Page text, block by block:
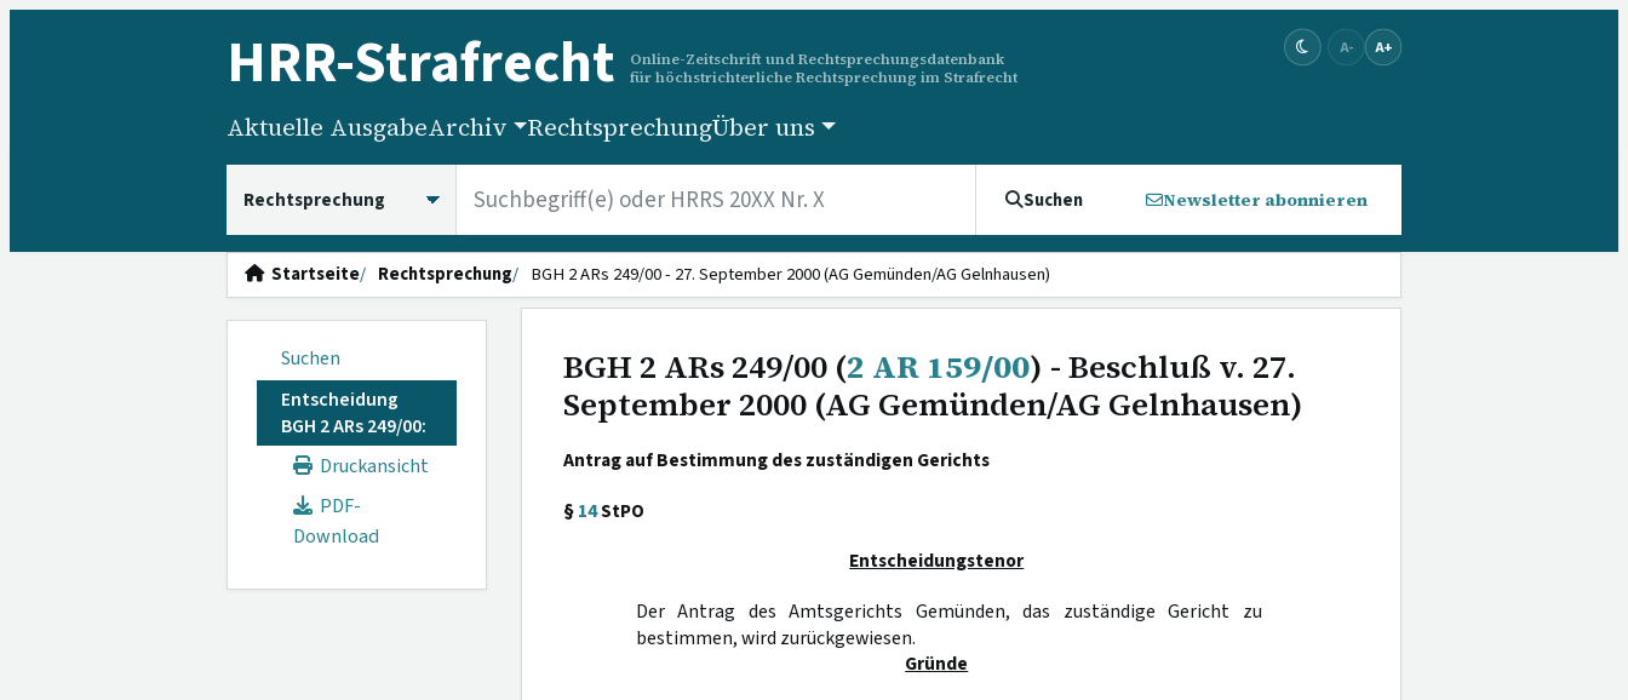
HRR-Strafrecht
Online-Zeitschrift und Rechtsprechungsdatenbank
für höchstrichterliche Rechtsprechung im Strafrecht
A- A+
Aktuelle AusgabeArchiv RechtsprechungÜber uns
Suchen Newsletter abonnieren
Startseite Rechtsprechung BGH 2 ARs 249/00 - 27. September 2000 (AG Gemünden/AG Gelnhausen)
Suchen
Entscheidung
BGH 2 ARs 249/00:
Druckansicht
PDF-
Download
BGH 2 ARs 249/00 (2 AR 159/00) - Beschluß v. 27.
September 2000 (AG Gemünden/AG Gelnhausen)
Antrag auf Bestimmung des zuständigen Gerichts
§14StPO
Entscheidungstenor
Der Antrag des Amtsgerichts Gemünden, das zuständige Gericht zu
bestimmen, wird zurückgewiesen.
Gründe